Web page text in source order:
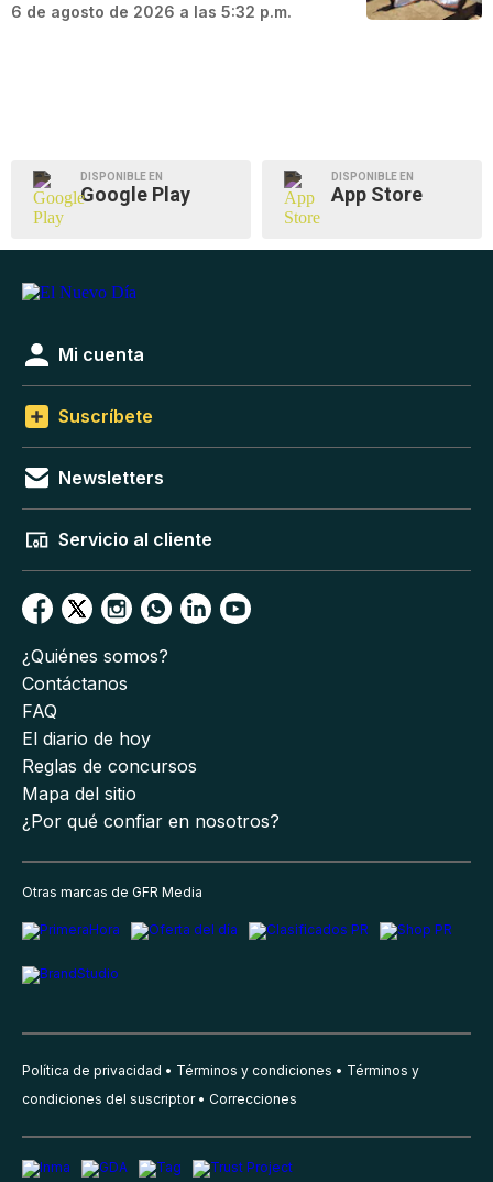
6 de agosto de 2026 a las 5:32 p.m.
DISPONIBLE EN
Google Play
DISPONIBLE EN
App Store
Mi cuenta
Suscríbete
Newsletters
Servicio al cliente
¿Quiénes somos?
Contáctanos
FAQ
El diario de hoy
Reglas de concursos
Mapa del sitio
¿Por qué confiar en nosotros?
Otras marcas de GFR Media
Política de privacidad Términos y condiciones
Términos y
condiciones del suscriptor
Correcciones